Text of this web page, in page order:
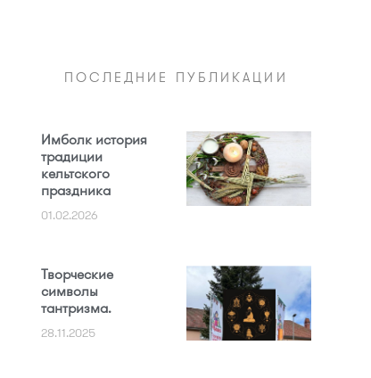
ПОСЛЕДНИЕ ПУБЛИКАЦИИ
Имболк история
традиции
кельтского
праздника
01.02.2026
Творческие
символы
тантризма.
28.11.2025